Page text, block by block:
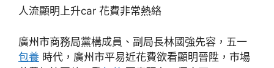
人流顯明上升car 花費非常熱絡
廣州市商務局黨構成員、副局長林國強先容，五一
包養 時代，廣州市平易近花費欲看顯明晉陞，市場